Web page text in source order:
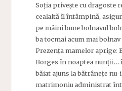
Soția privește cu dragoste
cealaltă îl întâmpină,
pe mâini bune bolnavul
ba tocmai acum mai bolnav
Prezența mamelor aprige:
Borges în noaptea nunții…
băiat ajuns la bătrânețe nu-
matrimoniu administrat